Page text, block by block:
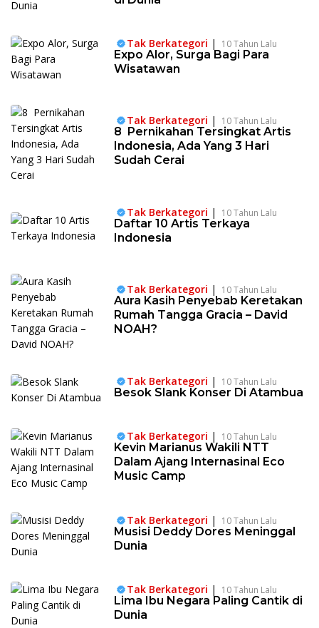
Tak Berkategori | 10 Tahun Lalu
Expo Alor, Surga Bagi Para
Wisatawan
Tak Berkategori | 10 Tahun Lalu
8 Pernikahan Tersingkat Artis
Indonesia, Ada Yang 3 Hari
Sudah Cerai
Tak Berkategori | 10 Tahun Lalu
Daftar 10 Artis Terkaya
Indonesia
Tak Berkategori | 10 Tahun Lalu
Aura Kasih Penyebab Keretakan
Rumah Tangga Gracia – David
NOAH?
Tak Berkategori | 10 Tahun Lalu
Besok Slank Konser Di Atambua
Tak Berkategori | 10 Tahun Lalu
Kevin Marianus Wakili NTT
Dalam Ajang Internasinal Eco
Music Camp
Tak Berkategori | 10 Tahun Lalu
Musisi Deddy Dores Meninggal
Dunia
Tak Berkategori | 10 Tahun Lalu
Lima Ibu Negara Paling Cantik di
Dunia